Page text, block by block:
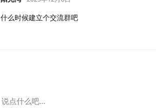
什么时候建立个交流群吧
说点什么吧...